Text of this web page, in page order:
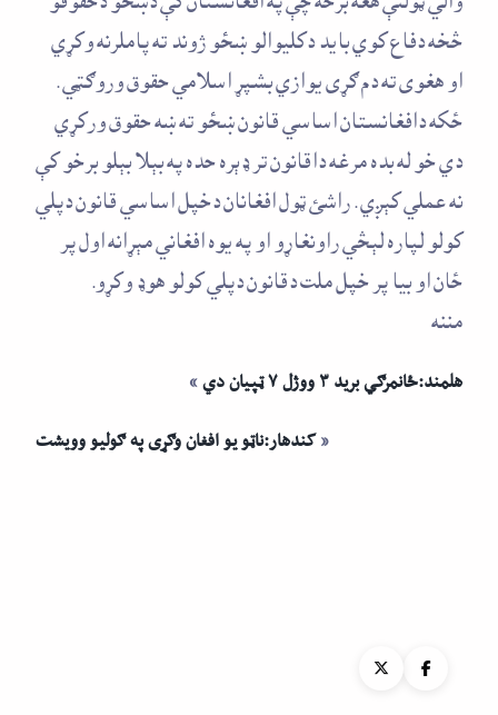
والي ټولنې هغه برخه چې په افغانستان کې دښځو دحقوقو
څخه دفاع کوي بايد دکليوالو ښځو ژوند ته پاملرنه وکړي
او هغوى ته دم ګړى يوازي بشپړ اسلامي حقوق وروګټي .
ځکه دافغانستان اساسي قانون ښځو ته ښه حقوق ورکړي
دي خو له بده مرغه داقانون تر ډېره حده په بېلا بېلو برخو کې
نه عملي کېږي . راشئ ټول افغانان دخپل اساسي قانون دپلي
کولو لپاره لېڅي راونغاړو او په يوه افغاني مېړانه اول پر
ځان او بيا پر خپل ملت دقانون دپلي کولو هوډ وکړو.
مننه
هلمند:ځانمرګي بريد ٣ ووژل ٧ ټپيان دي
»
«کندهار:ناټو يو افغان وګړى په ګوليو وويشت